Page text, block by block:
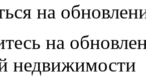
на
на
недвижимости